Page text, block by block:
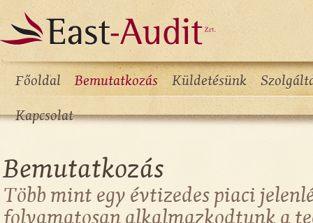
Főoldal Bemutatkozás Küldetésünk
Kapcsolat
Bemutatkozás
Több mint egy évtizedes piaci
folyamatosan alkalmazkodtunk a